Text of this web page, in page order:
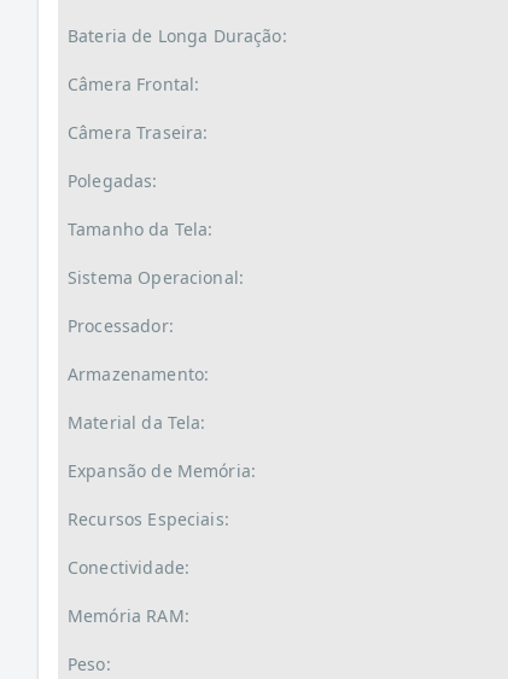
Bateria de Longa Duração:
Câmera Frontal:
Câmera Traseira:
Polegadas:
Tamanho da Tela:
Sistema Operacional:
Processador:
Armazenamento:
Material da Tela:
Expansão de Memória:
Recursos Especiais:
Conectividade:
Memória RAM:
Peso: